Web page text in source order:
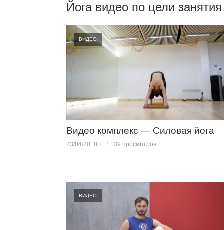
Йога видео по цели занятия
ВИДЕО
Видео комплекс — Силовая йога
23/04/2018 139 просмотров
ВИДЕО